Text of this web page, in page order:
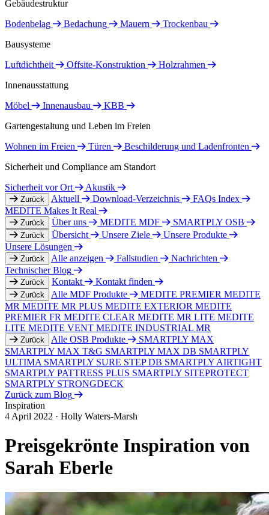
Gebäudestruktur
Bodenbelag
Bedachung Mauern
Trockenbau
Bausysteme
Luftdichtheit
Offsite-Konstruktion
Holzrahmen
Innenausstattung
Möbel
Innenausbau
KBB
Gartengestaltung und Leben im Freien
Wohnen im Freien
Türen
Beschilderung und Ladenfronten
Sicherheit und Compliance am Standort
Sicherheit vor Ort
Akustik
Zurück Aktuell Download-Verzeichnis
FAQs Index
MEDITE Makes It Real
Zurück Über uns MEDITE MDF SMARTPLY OSB
Zurück Übersicht Unsere Ziele
Unsere Produkte
Unsere Lösungen
Zurück Alle anzeigen Fallstudien
Nachrichten
Technischer Blog
Zurück Kontakt Kontakt finden
Zurück Alle MDF Produkte MEDITE PREMIER MEDITE
MR MEDITE MR PLUS MEDITE EXTERIOR MEDITE
PREMIER FR MEDITE CLEAR MEDITE MR LITE MEDITE
LITE MEDITE VENT MEDITE INDUSTRIAL MR
Zurück Alle OSB Produkte
SMARTPLY MAX
SMARTPLY MAX T&G SMARTPLY MAX DB SMARTPLY
ULTIMA SMARTPLY SURE STEP DB SMARTPLY AIRTIGHT
SMARTPLY PATTRESS PLUS SMARTPLY SITEPROTECT
SMARTPLY STRONGDECK
Zurück zum Blog
Inspiration
4 April 2022 · Holly Waters-Marsh
Preisgekrönte Inspiration von
Sarah Eberle